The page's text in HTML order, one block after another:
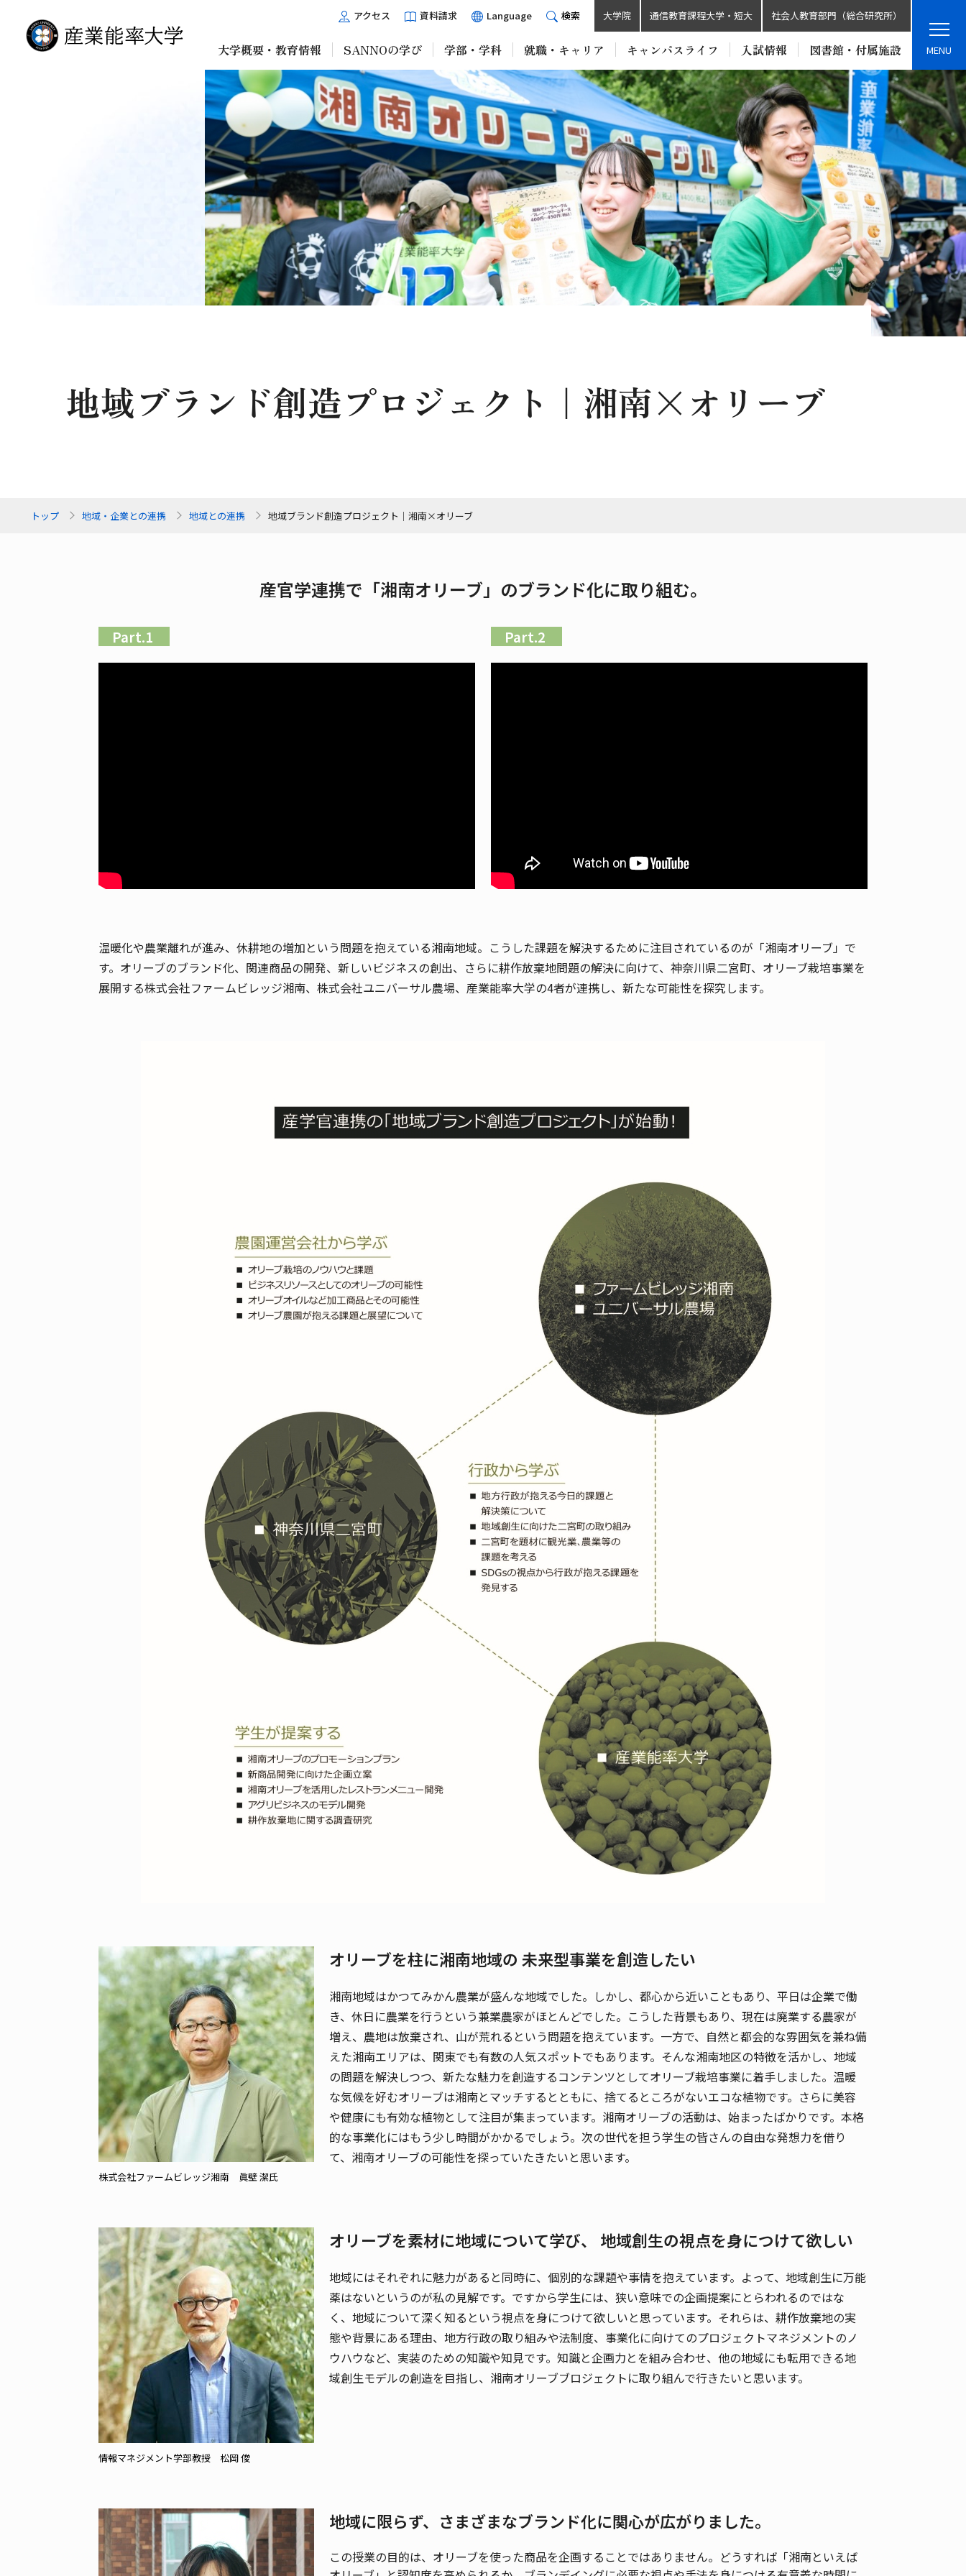
アクセス 資料請求 Language 検索 大学院 通信教育課程大学・短大 社会人教育部門（総合研究所）
大学概要・教育情報 SANNOの学び 学部・学科 就職・キャリア キャンパスライフ 入試情報 図書館・付属施設 MENU
地域ブランド創造プロジェクト｜湘南×オリーブ
トップ 地域・企業との連携 地域との連携 地域ブランド創造プロジェクト｜湘南×オリーブ
産官学連携で「湘南オリーブ」のブランド化に取り組む。
Part.1 Part.2
温暖化や農業離れが進み、休耕地の増加という問題を抱えている湘南地域。こうした課題を解決するために注目されているのが「湘南オリーブ」で
す。オリーブのブランド化、関連商品の開発、新しいビジネスの創出、さらに耕作放棄地問題の解決に向けて、神奈川県二宮町、オリーブ栽培事業を
展開する株式会社ファームビレッジ湘南、株式会社ユニバーサル農場、産業能率大学の4者が連携し、新たな可能性を探究します。
株式会社ファームビレッジ湘南 眞壁 潔氏
オリーブを柱に湘南地域の 未来型事業を創造したい
湘南地域はかつてみかん農業が盛んな地域でした。しかし、都心から近いこともあり、平日は企業で働
き、休日に農業を行うという兼業農家がほとんどでした。こうした背景もあり、現在は廃業する農家が
増え、農地は放棄され、山が荒れるという問題を抱えています。一方で、自然と都会的な雰囲気を兼ね備
えた湘南エリアは、関東でも有数の人気スポットでもあります。そんな湘南地区の特徴を活かし、地域
の問題を解決しつつ、新たな魅力を創造するコンテンツとしてオリーブ栽培事業に着手しました。温暖
な気候を好むオリーブは湘南とマッチするとともに、捨てるところがないエコな植物です。さらに美容
や健康にも有効な植物として注目が集まっています。湘南オリーブの活動は、始まったばかりです。本格
的な事業化にはもう少し時間がかかるでしょう。次の世代を担う学生の皆さんの自由な発想力を借り
て、湘南オリーブの可能性を探っていたきたいと思います。
情報マネジメント学部教授 松岡 俊
オリーブを素材に地域について学び、 地域創生の視点を身につけて欲しい
地域にはそれぞれに魅力があると同時に、個別的な課題や事情を抱えています。よって、地域創生に万能
薬はないというのが私の見解です。ですから学生には、狭い意味での企画提案にとらわれるのではな
く、地域について深く知るという視点を身につけて欲しいと思っています。それらは、耕作放棄地の実
態や背景にある理由、地方行政の取り組みや法制度、事業化に向けてのプロジェクトマネジメントのノ
ウハウなど、実装のための知識や知見です。知識と企画力とを組み合わせ、他の地域にも転用できる地
域創生モデルの創造を目指し、湘南オリーブブロジェクトに取り組んで行きたいと思います。
地域に限らず、さまざまなブランド化に関心が広がりました。
この授業の目的は、オリーブを使った商品を企画することではありません。どうすれば「湘南といえば